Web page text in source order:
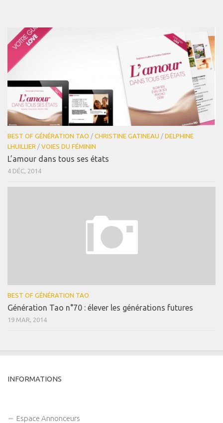
BEST OF GÉNÉRATION TAO / CHRISTINE GATINEAU / DELPHINE
LHUILLIER / VOIES DU FÉMININ
L’amour dans tous ses états
4 DÉC, 2014
BEST OF GÉNÉRATION TAO
Génération Tao n°70 : élever les générations futures
19 MAR, 2014
INFORMATIONS
Espace Annonceurs